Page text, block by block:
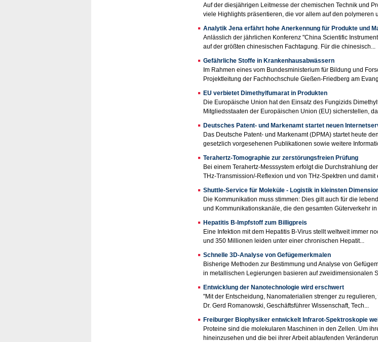
Auf der diesjährigen Leitmesse der chemischen Technik und
viele Highlights präsentieren, die vor allem auf den polymeren
Analytik Jena erfährt hohe Anerkennung für Produkte und
Anlässlich der jährlichen Konferenz "China Scientific
auf der größten chinesischen Fachtagung. Für die chinesisch...
Gefährliche Stoffe in Krankenhausabwässern
Im Rahmen eines vom Bundesministerium für Bildung und
Projektleitung der Fachhochschule Gießen-Friedberg am
EU verbietet Dimethylfumarat in Produkten
Die Europäische Union hat den Einsatz des Fungizids
Mitgliedsstaaten der Europäischen Union (EU) sicherstellen,
Deutsches Patent- und Markenamt startet neuen
Das Deutsche Patent- und Markenamt (DPMA) startet heute
gesetzlich vorgesehenen Publikationen sowie weitere
Terahertz-Tomographie zur zerstörungsfreien Prüfung
Bei einem Terahertz-Messsystem erfolgt die Durchstrahlung
THz-Transmission/-Reflexion und von THz-Spektren und damit
Shuttle-Service für Moleküle - Logistik in kleinsten
Die Kommunikation muss stimmen: Dies gilt auch für die
und Kommunikationskanäle, die den gesamten Güterverkehr in
Hepatitis B-Impfstoff zum Billigpreis
Eine Infektion mit dem Hepatitis B-Virus stellt weltweit immer
und 350 Millionen leiden unter einer chronischen Hepatit...
Schnelle 3D-Analyse von Gefügemerkmalen
Bisherige Methoden zur Bestimmung und Analyse von
in metallischen Legierungen basieren auf zweidimensionalen
Entwicklung der Nanotechnologie wird erschwert
"Mit der Entscheidung, Nanomaterialien strenger zu
Dr. Gerd Romanowski, Geschäftsführer Wissenschaft, Tech...
Freiburger Biophysiker entwickelt Infrarot-Spektroskopie
Proteine sind die molekularen Maschinen in den Zellen. Um
hineinzusehen und die bei ihrer Arbeit ablaufenden